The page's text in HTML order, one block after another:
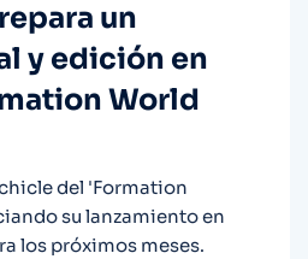
un
y edición en
World
del 'Formation
su lanzamiento en
los próximos meses.